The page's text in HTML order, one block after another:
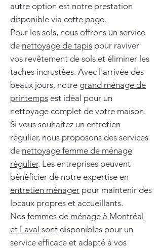
autre option est notre prestation
disponible via cette page.
Pour les sols, nous offrons un service
de nettoyage de tapis pour raviver
vos revêtement de sols et éliminer les
taches incrustées. Avec l'arrivée des
beaux jours, notre grand ménage de
printemps est idéal pour un
nettoyage complet de votre maison.
Si vous souhaitez un entretien
régulier, nous proposons des services
de nettoyage femme de ménage
régulier. Les entreprises peuvent
bénéficier de notre expertise en
entretien ménager pour maintenir des
locaux propres et accueillants.
Nos femmes de ménage à Montréal
et Laval sont disponibles pour un
service efficace et adapté à vos